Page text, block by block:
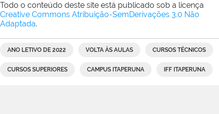
Todo o conteúdo deste site está publicado sob a licença
Creative Commons Atribuição-SemDerivações 3.0 Não
Adaptada.
ANO LETIVO DE 2022 VOLTA ÀS AULAS CURSOS TÉCNICOS
CURSOS SUPERIORES CAMPUS ITAPERUNA IFF ITAPERUNA